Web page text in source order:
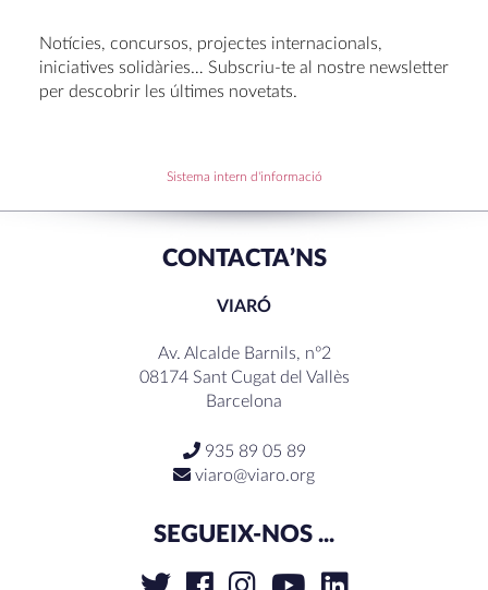
Oficis de Setmana Santa 2025
Premi al Pessebre d’Infantil 2024
RECENT COMMENTS
Notícies, concursos, projectes internacionals,
iniciatives solidàries… Subscriu-te al nostre newsletter
per descobrir les últimes novetats.
Sistema intern d'informació
CONTACTA’NS
VIARÓ
Av. Alcalde Barnils, nº2
08174 Sant Cugat del Vallès
Barcelona
935 89 05 89
viaro@viaro.org
SEGUEIX-NOS ...